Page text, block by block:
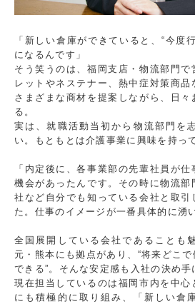
「新しい倉庫ができていると、“今度
になるんです」
そう笑うのは、福岡支店・物流部門
レットやネステナー、熱中症対策商
さまざまな商材を提案しながら、日
る。
実は、就職活動当初から物流部門を
い。もともとは介護事業に興味を持っ
「内定後に、各事業部の先輩社員が
機会があったんです。その時に物流部
社など自分でも知っている会社と取引
た。仕事のイメージが一番具体的に湧
全国展開している会社であることも
元・熊本にも拠点があり、“将来どこ
できる”。そんな安定感も入社の決め手
現在担当しているのは福岡市内を中
にも積極的に取り組み、「新しい倉